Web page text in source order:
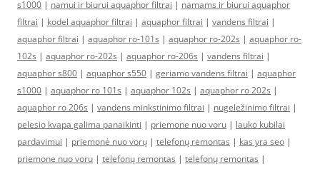
s1000 | namui ir biurui aquaphor filtrai | namams ir biurui aquaphor
filtrai | kodel aquaphor filtrai | aquaphor filtrai | vandens filtrai |
aquaphor filtrai | aquaphor ro-101s | aquaphor ro-202s | aquaphor ro-
102s | aquaphor ro-202s | aquaphor ro-206s | vandens filtrai |
aquaphor s800 | aquaphor s550 | geriamo vandens filtrai | aquaphor
s1000 | aquaphor ro 101s | aquaphor 102s | aquaphor ro 202s |
aquaphor ro 206s | vandens minkstinimo filtrai | nugeležinimo filtrai |
pelesio kvapa galima panaikinti | priemone nuo voru | lauko kubilai
pardavimui | priemonė nuo vorų | telefonų remontas | kas yra seo |
priemone nuo voru | telefonų remontas | telefonų remontas |